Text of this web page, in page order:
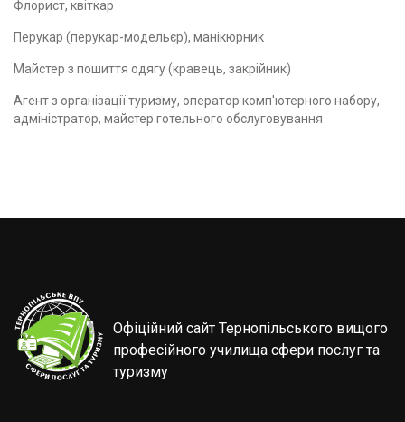
Флорист, квіткар
Перукар (перукар-модельєр), манікюрник
Майстер з пошиття одягу (кравець, закрійник)
Агент з організації туризму, оператор комп'ютерного набору,
адміністратор, майстер готельного обслуговування
Офіційний сайт Тернопільського вищого
професійного училища сфери послуг та
туризму